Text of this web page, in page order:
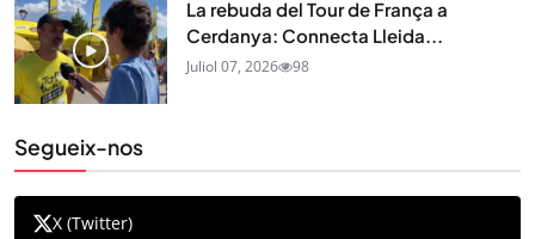
La rebuda del Tour de França a
Cerdanya: Connecta Lleida...
Juliol 07, 2026 98
Segueix-nos
X (Twitter)